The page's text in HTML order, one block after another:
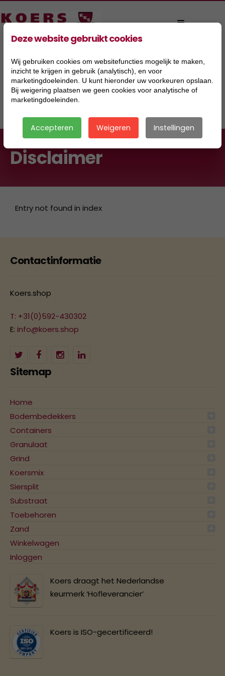
Disclaimer
Entry not found in index
Contactinformatie
Koers.shop
T: +31(0)592-430302
E: info@koers.shop
Sitemap
Home
Bodembedekkers
Containers
Granulaat
Grind
Koersmix
Siersplit
Substraat
Toebehoren
Zand
Winkelwagen
Inloggen
Koers draagt het Nederlandse
keurmerk ‘Hofleverancier’
Koers is ISO-gecertificeerd!
Deze website gebruikt cookies
Wij gebruiken cookies om websitefuncties mogelijk te maken,
inzicht te krijgen in gebruik (analytisch), en voor
marketingdoeleinden. U kunt hieronder uw voorkeuren opslaan.
Bij weigering plaatsen we geen cookies voor analytische of
marketingdoeleinden.
Accepteren Weigeren Instellingen